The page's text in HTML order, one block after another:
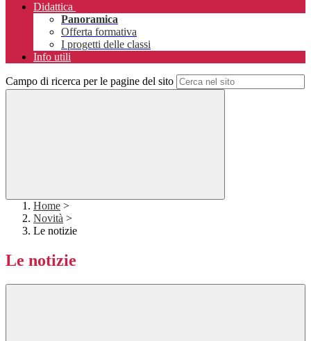
Didattica
Panoramica
Offerta formativa
I progetti delle classi
Info utili
Campo di ricerca per le pagine del sito
Home >
Novità >
Le notizie
Le notizie